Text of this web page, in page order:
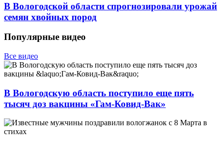
В Вологодской области спрогнозировали урожай
семян хвойных пород
Популярные видео
Все видео
В Вологодскую область поступило еще пять
тысяч доз вакцины «Гам-Ковид-Вак»